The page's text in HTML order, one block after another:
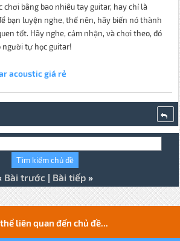
chơi bằng bao nhiêu tay guitar, hay chỉ là
bạn luyện nghe, thế nên, hãy biến nó thành
tốt. Hãy nghe, cảm nhận, và chơi theo, đó
người tự học guitar!
acoustic giá rẻ
Bài trước| Bài tiếp»
liên quan đến chủ đề...